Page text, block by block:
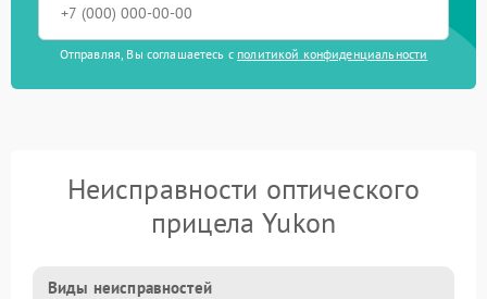
Отправляя, Вы соглашаетесь с политикой конфиденциальности
Неисправности оптического
прицела Yukon
Виды неисправностей